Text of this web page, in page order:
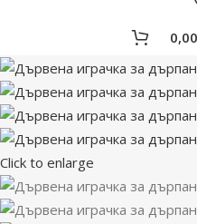
0,00
Click to enlarge